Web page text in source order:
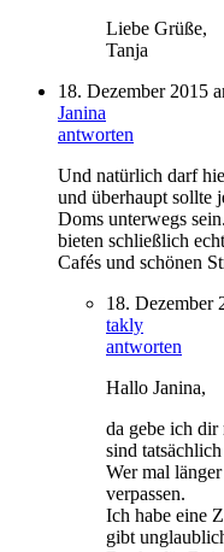
Liebe Grüße,
Tanja
18. Dezember 2015
Janina
antworten
Und natürlich darf
und überhaupt sollte
Doms unterwegs
bieten schließlich
Cafés und schönen
18. Dezember
takly
antworten
Hallo Janina,
da gebe ich dir
sind
Wer mal
verpassen.
Ich habe eine
gibt